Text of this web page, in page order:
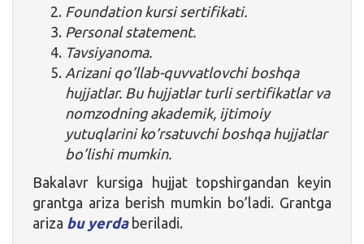
Foundation kursi sertifikati.
Personal statement.
Tavsiyanoma.
Arizani qo’llab-quvvatlovchi boshqa
hujjatlar. Bu hujjatlar turli sertifikatlar va
nomzodning akademik, ijtimoiy
yutuqlarini ko’rsatuvchi boshqa hujjatlar
bo’lishi mumkin.
Bakalavr kursiga hujjat topshirgandan keyin
grantga ariza berish mumkin bo’ladi. Grantga
ariza bu yerda beriladi.